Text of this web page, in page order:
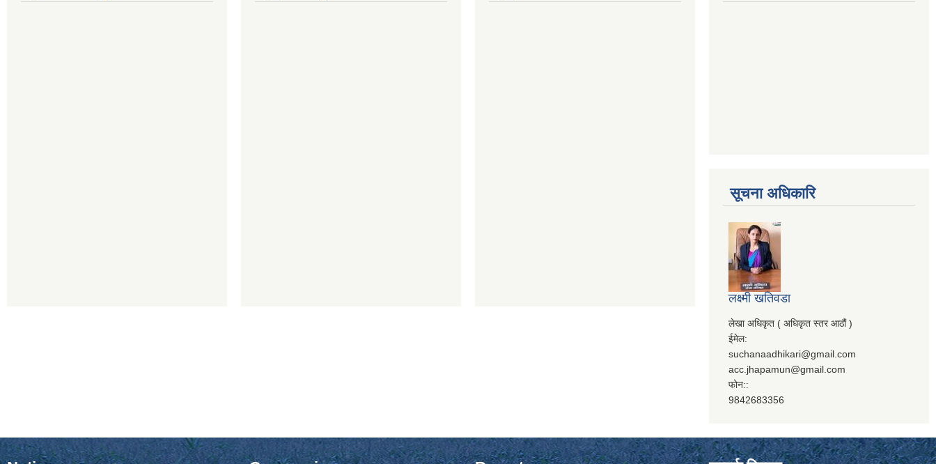
सूचना अधिकारि
लक्ष्मी खतिवडा
लेखा अधिकृत ( अधिकृत स्तर आठौं )
ईमेल:
suchanaadhikari@gmail.com
acc.jhapamun@gmail.com
फोन::
9842683356